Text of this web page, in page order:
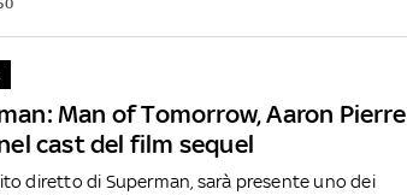
Man of Tomorrow, Aaron Pierre
cast del film sequel
diretto di Superman, sarà presente uno dei